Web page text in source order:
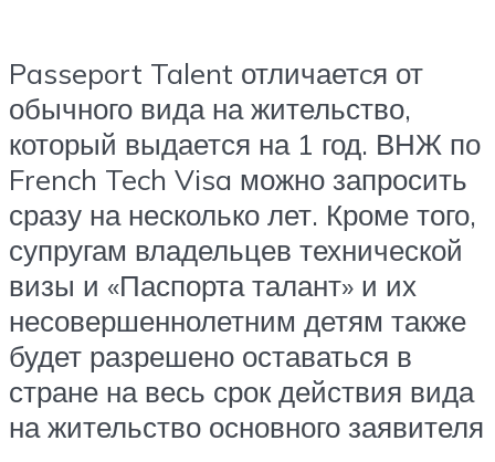
Passeport Talent отличаетcя от
обычного вида на жительство,
который выдается на 1 год. ВНЖ по
French Tech Visa можно запросить
сразу на несколько лет. Кроме того,
супругам владельцев технической
визы и «Паспорта талант» и их
несовершеннолетним детям также
будет разрешено оставаться в
стране на весь срок действия вида
на жительство основного заявителя